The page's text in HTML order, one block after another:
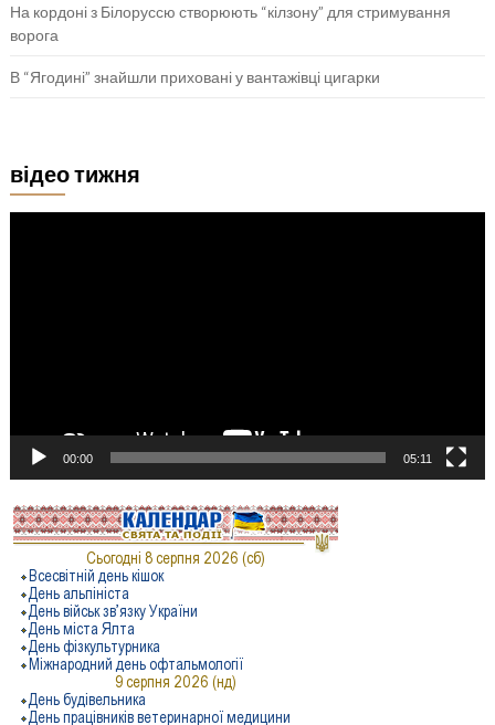
На кордоні з Білоруссю створюють “кілзону” для стримування
ворога
В “Ягодині” знайшли приховані у вантажівці цигарки
відео тижня
00:00 05:11